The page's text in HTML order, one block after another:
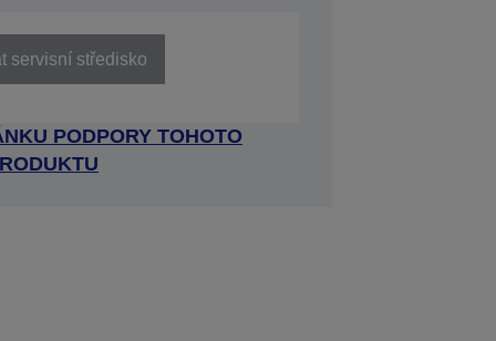
servisní středisko
PODPORY TOHOTO